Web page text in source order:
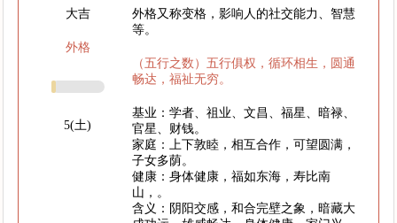
大吉
外格
5(土)
外格又称变格，影响人的社交能力、智慧
等。
（五行之数）五行俱权，循环相生，圆通
畅达，福祉无穷。
基业：学者、祖业、文昌、福星、暗禄、
官星、财钱。
家庭：上下敦睦，相互合作，可望圆满，
子女多荫。
健康：身体健康，福如东海，寿比南
山，。
含义：阴阳交感，和合完壁之象，暗藏大